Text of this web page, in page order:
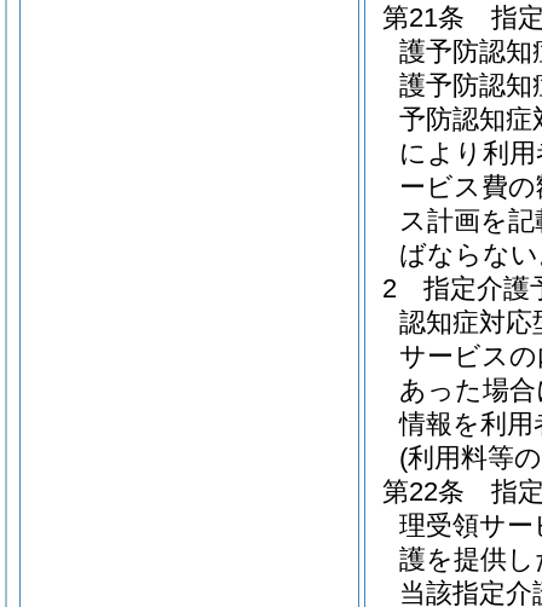
第21条
指
護予防認知
護予防認知
予防認知症
により利
ービス費
ス計画を
ばならな
2
指定介護
認知症対
サービス
あった場
情報を利
(利用料等
第22条
指
理受領サー
護を提供
当該指定